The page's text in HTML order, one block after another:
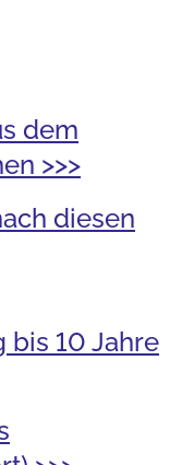
dem
>>>
diesen
bis 10 Jahre